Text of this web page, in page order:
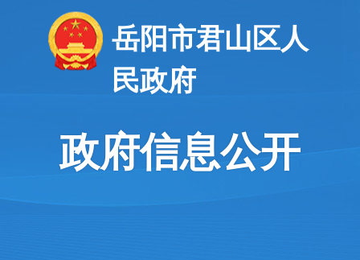
岳阳市君山区人
民政府
政府信息公开